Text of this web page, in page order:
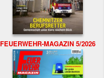
FEUERWEHR-MAGAZIN 5/2026